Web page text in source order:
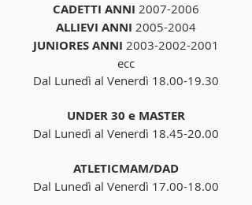
CADETTI ANNI 2007-2006
ALLIEVI ANNI 2005-2004
JUNIORES ANNI 2003-2002-2001
ecc
Dal Lunedì al Venerdì 18.00-19.30
UNDER 30 e MASTER
Dal Lunedì al Venerdì 18.45-20.00
ATLETICMAM/DAD
Dal Lunedì al Venerdì 17.00-18.00